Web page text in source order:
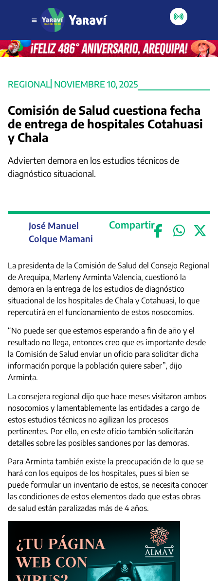
REGIONAL NOVIEMBRE 10, 2025
Comisión de Salud cuestiona fecha
de entrega de hospitales Cotahuasi
y Chala
Advierten demora en los estudios técnicos de
diagnóstico situacional.
José Manuel
Colque Mamani
Compartir
La presidenta de la Comisión de Salud del Consejo Regional
de Arequipa, Marleny Arminta Valencia, cuestionó la
demora en la entrega de los estudios de diagnóstico
situacional de los hospitales de Chala y Cotahuasi, lo que
repercutirá en el funcionamiento de estos nosocomios.
“No puede ser que estemos esperando a fin de año y el
resultado no llega, entonces creo que es importante desde
la Comisión de Salud enviar un oficio para solicitar dicha
información porque la población quiere saber”, dijo
Arminta.
La consejera regional dijo que hace meses visitaron ambos
nosocomios y lamentablemente las entidades a cargo de
estos estudios técnicos no agilizan los procesos
pertinentes. Por ello, en este oficio también solicitarán
detalles sobre las posibles sanciones por las demoras.
Para Arminta también existe la preocupación de lo que se
hará con los equipos de los hospitales, pues si bien se
puede formular un inventario de estos, se necesita conocer
las condiciones de estos elementos dado que estas obras
de salud están paralizadas más de 4 años.